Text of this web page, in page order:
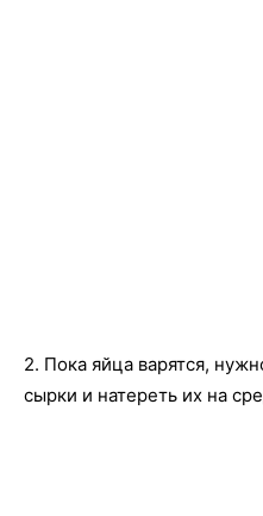
2. Пока яйца варятся,
сырки и натереть их на